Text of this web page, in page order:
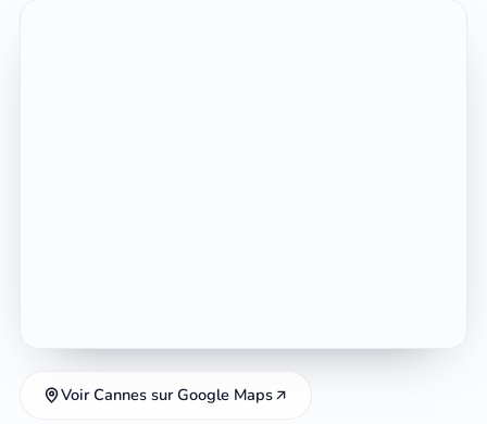
Voir Cannes sur Google Maps